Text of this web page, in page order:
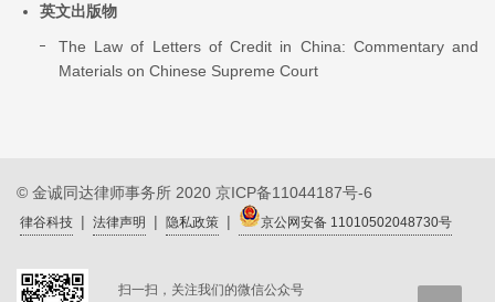
英文出版物
The Law of Letters of Credit in China: Commentary and
Materials on Chinese Supreme Court
© 金诚同达律师事务所 2020 京ICP备11044187号-6
律谷科技 | 法律声明 | 隐私政策 | 京公网安备 11010502048730号
扫一扫，关注我们的微信公众号